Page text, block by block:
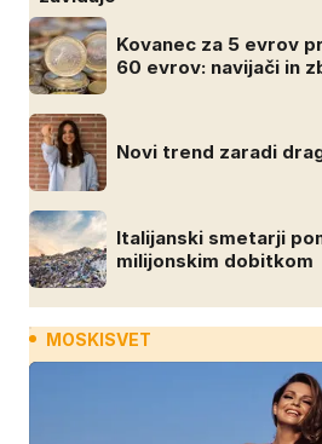
Kovanec za 5 evrov
60 evrov: navijači in
Novi trend zaradi
Italijanski smetarji
milijonskim dobitkom
MOSKISVET